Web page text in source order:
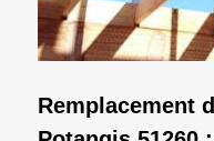
Remplacement